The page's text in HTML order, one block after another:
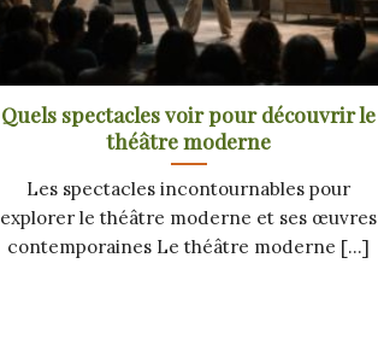
Quels spectacles voir pour découvrir le
théâtre moderne
Les spectacles incontournables pour
explorer le théâtre moderne et ses œuvres
contemporaines Le théâtre moderne [...]